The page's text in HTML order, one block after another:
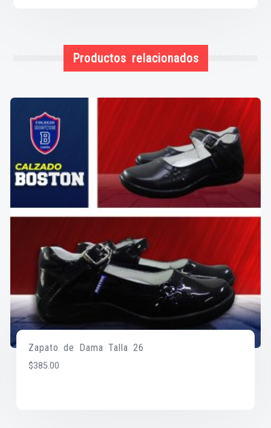
Productos relacionados
Zapato de Dama Talla 26
$385.00